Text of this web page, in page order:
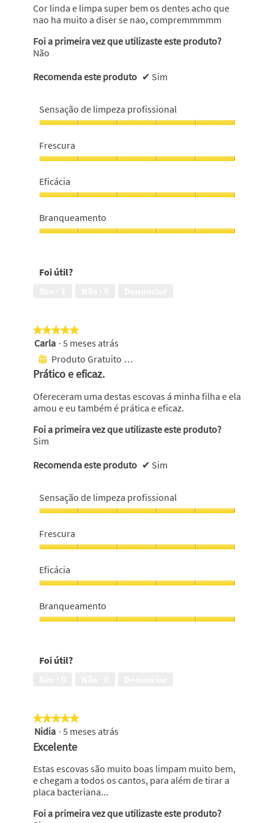
Cor linda e limpa super bem os dentes acho que
nao ha muito a diser se nao, compremmmmm
Foi a primeira vez que utilizaste este produto?
Não
Recomenda este produto ✔ Sim
Sensação de limpeza profissional
de
limpeza
5
em
5
Frescura
5
em
Eficácia
5
em
Branqueamento
5
Foi útil?
★★★★★
★★★★★
5
em
estrelas.
Carla · 5 meses atrás
⊞ Produto Gratuito Recebido
Prático e eficaz.
Ofereceram uma destas escovas á minha filha e ela
amou e eu também é prática e eficaz.
Foi a primeira vez que utilizaste este produto?
Sim
Recomenda este produto ✔ Sim
Sensação de limpeza profissional
de
limpeza
profissional,
5
em
5
Frescura
5
em
5
Eficácia
5
em
5
Branqueamento
5
Foi útil?
★★★★★
★★★★★
5
em
5
estrelas.
Nidia · 5 meses atrás
Excelente
Estas escovas são muito boas limpam muito bem,
e chegam a todos os cantos, para além de tirar a
placa bacteriana...
Foi a primeira vez que utilizaste este produto?